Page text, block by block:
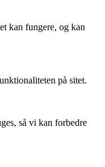
kan fungere, og kan
på sitet.
så vi kan forbedre